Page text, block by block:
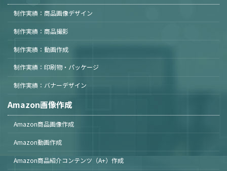
制作実績：商品画像デザイン
制作実績：商品撮影
制作実績：動画作成
制作実績：印刷物・パッケージ
制作実績：バナーデザイン
Amazon画像作成
Amazon商品画像作成
Amazon動画作成
Amazon商品紹介コンテンツ（A+）作成